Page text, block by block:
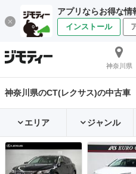
アプリならお得な情
インストール
神奈川県
神奈川県のCT(レクサス)の中古車
エリア ジャンル